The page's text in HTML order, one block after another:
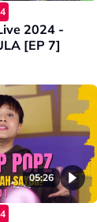
2024 -
[EP 7]
05:26